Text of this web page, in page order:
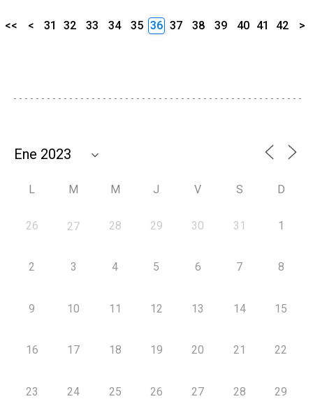
<< < 31 32 33 34 35 36 37 38 39 40 41 42 >
L M M J V S D
26 27 28 29 30 31 1
2 3 4 5 6 7 8
9 10 11 12 13 14 15
16 17 18 19 20 21 22
23 24 25 26 27 28 29